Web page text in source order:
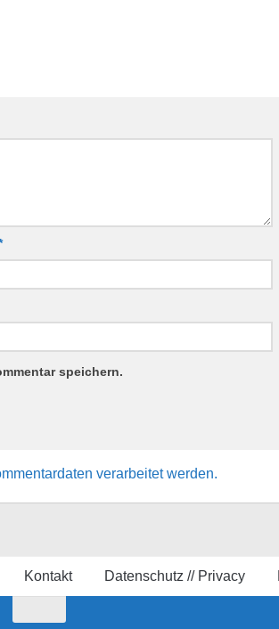
speichern.
verarbeitet werden.
Kontakt Datenschutz // Privacy